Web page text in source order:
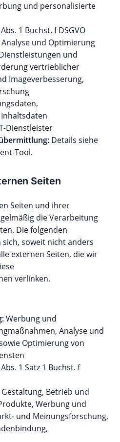
und personalisierte
1 Buchst. f DSGVO
Analyse und Optimierung
und
vertrieblicher
Imageverbesserung,
Dienstleister
Details siehe
Tool.
Seiten
Seiten und ihrer
die Verarbeitung
Die folgenden
soweit nicht anders
externen Seiten, die wir
verlinken.
Werbung und
Analyse und
Optimierung von
1 Satz 1 Buchst. f
Gestaltung, Betrieb und
Werbung und
und Meinungsforschung,